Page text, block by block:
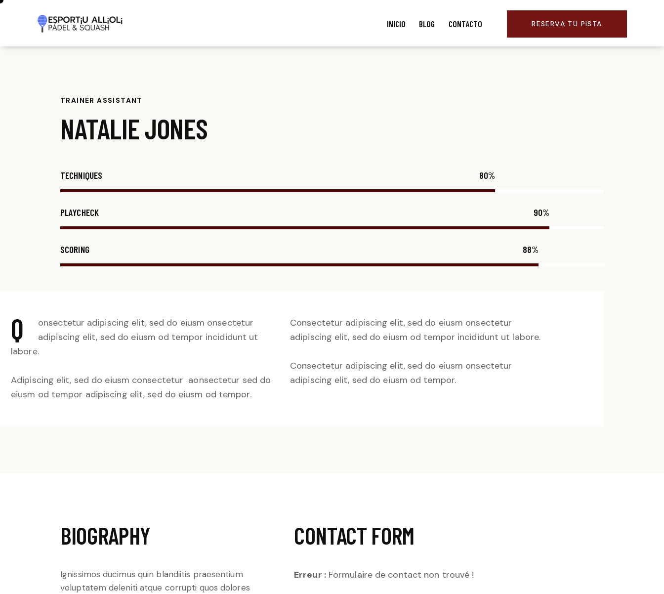
INICIO BLOG CONTACTO RESERVA TU PISTA
TRAINER ASSISTANT
NATALIE JONES
TECHNIQUES 80%
PLAYCHECK 90%
SCORING 88%
Q
onsectetur adipiscing elit, sed do eiusm onsectetur
adipiscing elit, sed do eiusm od tempor incididunt ut
labore.
Adipiscing elit, sed do eiusm consectetur aonsectetur sed do
eiusm od tempor adipiscing elit, sed do eiusm od tempor.
Consectetur adipiscing elit, sed do eiusm onsectetur
adipiscing elit, sed do eiusm od tempor incididunt ut labore.
Consectetur adipiscing elit, sed do eiusm onsectetur
adipiscing elit, sed do eiusm od tempor.
BIOGRAPHY
Ignissimos ducimus quin blandiitis praesentium
voluptatem deleniti atque corrupti quos dolores
CONTACT FORM
Erreur :Formulaire de contact non trouvé !